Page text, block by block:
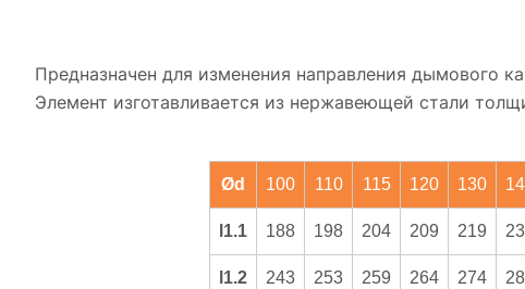
Предназначен для изменения направления дымового
Элемент изготавливается из нержавеющей стали
Ød 100 110 115 120 130
l1.1 188 198 204 209 219
l1.2 243 253 259 264 274